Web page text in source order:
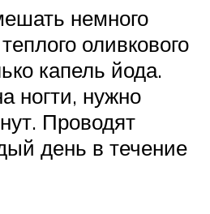
немного
оливкового
капель йода.
ногти, нужно
Проводят
день в течение